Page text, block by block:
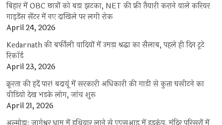
बिहार में OBC छात्रों को बड़ा झटका, NET की फ्री तैयारी कराने वाले करियर
गाइडेंस सेंटर में नए दाखिले पर लगी रोक
April 24, 2026
Kedarnath की बर्फीली वादियों में उमड़ा श्रद्धा का सैलाब, पहले ही दिन टूटे
रिकॉर्ड
April 23, 2026
क्रूरता की हदें पार! बदायूं में सरकारी अधिकारी की गाड़ी से कुत्ता घसीटने का
वीडियो देख भड़के लोग, जांच शुरू
April 21, 2026